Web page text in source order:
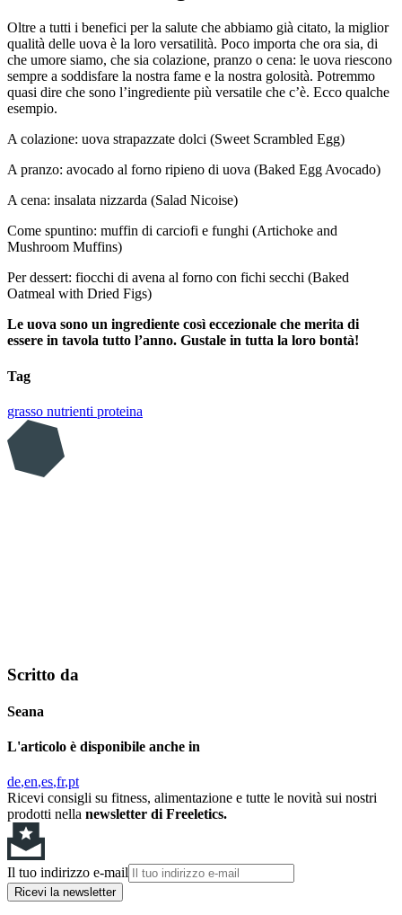
Oltre a tutti i benefici per la salute che abbiamo già citato, la miglior
qualità delle uova è la loro versatilità. Poco importa che ora sia, di
che umore siamo, che sia colazione, pranzo o cena: le uova riescono
sempre a soddisfare la nostra fame e la nostra golosità. Potremmo
quasi dire che sono l’ingrediente più versatile che c’è. Ecco qualche
esempio.
A colazione: uova strapazzate dolci (Sweet Scrambled Egg)
A pranzo: avocado al forno ripieno di uova (Baked Egg Avocado)
A cena: insalata nizzarda (Salad Nicoise)
Come spuntino: muffin di carciofi e funghi (Artichoke and
Mushroom Muffins)
Per dessert: fiocchi di avena al forno con fichi secchi (Baked
Oatmeal with Dried Figs)
Le uova sono un ingrediente così eccezionale che merita di
essere in tavola tutto l’anno. Gustale in tutta la loro bontà!
Tag
grasso nutrienti proteina
Scritto da
Seana
L'articolo è disponibile anche in
de en es fr pt
Ricevi consigli su fitness, alimentazione e tutte le novità sui nostri
prodotti nella newsletter di Freeletics.
Il tuo indirizzo e-mail
Ricevi la newsletter